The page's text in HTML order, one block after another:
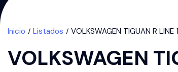
Inicio Listados VOLKSWAGEN TIGUAN R LINE
VOLKSWAGEN